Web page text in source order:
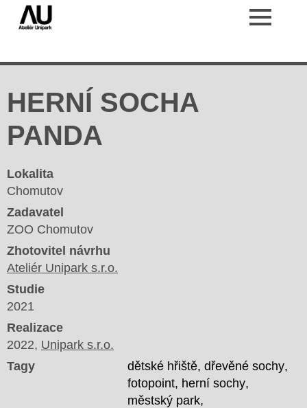
HERNÍ SOCHA
PANDA
Lokalita
Chomutov
Zadavatel
ZOO Chomutov
Zhotovitel návrhu
Ateliér Unipark s.r.o.
Studie
2021
Realizace
2022, Unipark s.r.o.
Tagy
dětské hřiště dřevěné sochy
fotopoint herní sochy
městský park